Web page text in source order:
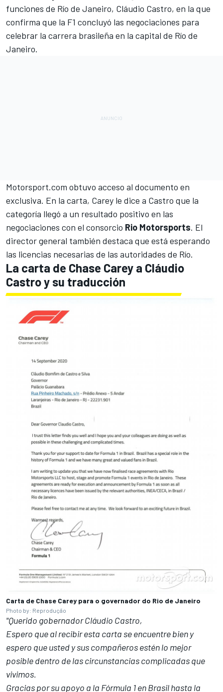
funciones de Río de Janeiro, Cláudio Castro, en la que
confirma que la F1 concluyó las negociaciones para
celebrar la carrera brasileña en la capital de Río de
Janeiro.
Motorsport.com obtuvo acceso al documento en
exclusiva. En la carta, Carey le dice a Castro que la
categoría llegó a un resultado positivo en las
negociaciones con el consorcio Rio Motorsports. El
director general también destaca que está esperando
las licencias necesarias de las autoridades de Río.
La carta de Chase Carey a Cláudio
Castro y su traducción
Carta de Chase Carey para o governador do Rio de Janeiro
Photo by: Reprodução
"Querido gobernador Cláudio Castro,
Espero que al recibir esta carta se encuentre bien y
espero que usted y sus compañeros estén lo mejor
posible dentro de las circunstancias complicadas que
vivimos.
Gracias por su apoyo a la Fórmula 1 en Brasil hasta la